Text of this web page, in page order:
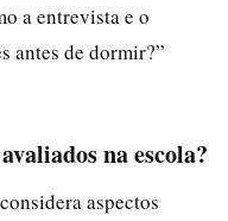
a entrevista e o
antes de dormir?”
na escola?
aspectos